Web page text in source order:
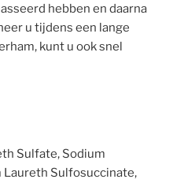
hebben en daarna
u tijdens een lange
kunt u ook snel
Sulfate, Sodium
Laureth Sulfosuccinate,